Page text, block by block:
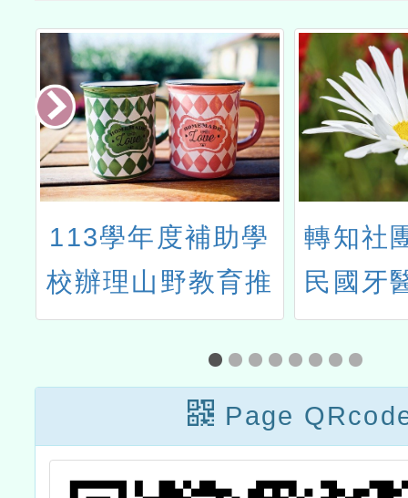
113學年度補助學
校辦理山野教育推
廣計畫
轉知社
民國牙
國聯合
稱牙醫
理「
級中等
Page